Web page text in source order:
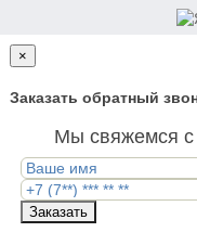
×
Заказать обратный
Мы свяжемся
Заказать